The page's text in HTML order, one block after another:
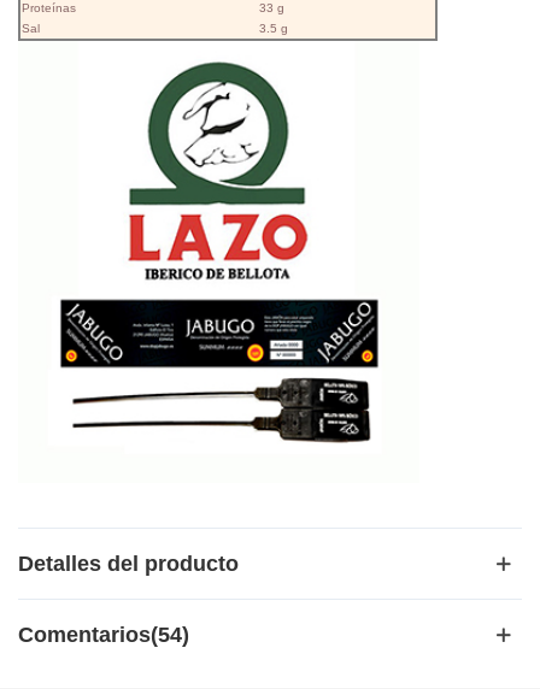
Proteínas
33 g
Sal
3.5 g
Detalles del producto
Comentarios(54)